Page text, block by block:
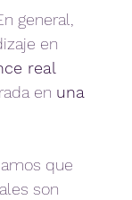
general,
en
real
en una
que
son